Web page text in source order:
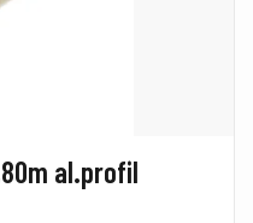
al.profil